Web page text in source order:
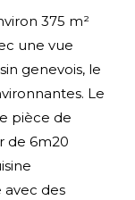
375 m²
une vue
genevois, le
Le
pièce de
de 6m20
des